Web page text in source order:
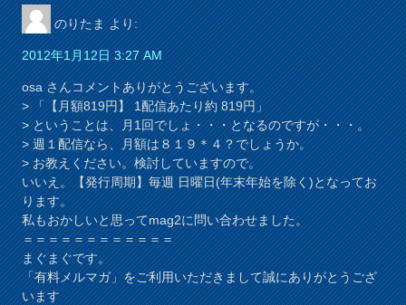
のりたま より:
2012年1月12日 3:27 AM
osa さんコメントありがとうございます。
> 「【月額819円】 1配信あたり約 819円」
> ということは、月1回でしょ・・・となるのですが・・・。
> 週１配信なら、月額は８１９＊４？でしょうか。
> お教えください。検討していますので。
いいえ。【発行周期】毎週 日曜日(年末年始を除く)となってお
ります。
私もおかしいと思ってmag2に問い合わせました。
＝＝＝＝＝＝＝＝＝＝＝＝
まぐまぐです。
「有料メルマガ」をご利用いただきまして誠にありがとうござ
います